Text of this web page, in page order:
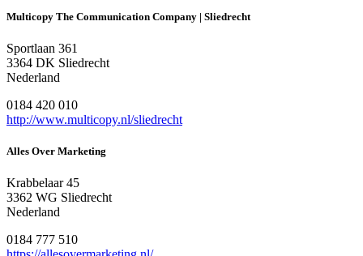
Multicopy The Communication Company | Sliedrecht
Sportlaan 361
3364 DK Sliedrecht
Nederland
0184 420 010
http://www.multicopy.nl/sliedrecht
Alles Over Marketing
Krabbelaar 45
3362 WG Sliedrecht
Nederland
0184 777 510